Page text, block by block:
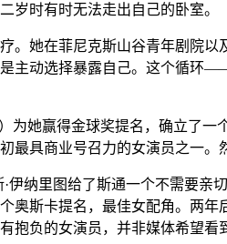
时有时无法走出自己的卧室。
。她在菲尼克斯山谷青年剧院
主动选择暴露自己。这个循
为她赢得金球奖提名，确立了
最具商业号召力的女演员之一。
伊纳里图给了斯通一个不需要
奥斯卡提名，最佳女配角。两
负的女演员，并非媒体希望看